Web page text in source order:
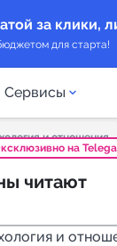
за клики,
для старта!
Сервисы
и отношения
на
читают
и